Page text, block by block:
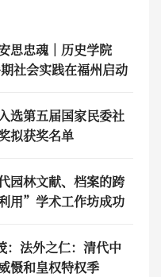
思忠魂｜历史学院
社会实践在福州启动
选第五届国家民委社
拟获奖名单
园林文献、档案的跨
用”学术工作坊成功
：法外之仁：清代中
慑和皇权特权季